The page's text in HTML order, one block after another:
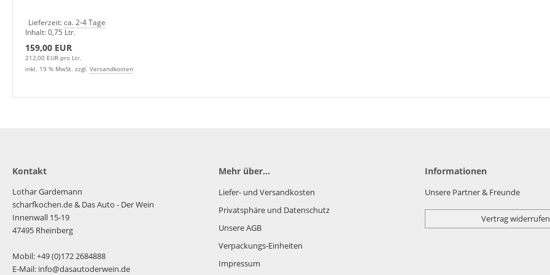
Lieferzeit:ca. 2-4 Tage
Inhalt: 0,75 Ltr.
159,00 EUR
212,00 EUR pro Ltr.
inkl. 19 % MwSt. zzgl. Versandkosten
Kontakt
Lothar Gardemann
scharfkochen.de& Das Auto - Der Wein
Innenwall 15-19
47495 Rheinberg
Mobil: +49 (0)172 2684888
E-Mail: info@dasautoderwein.de
Mehr über...
Liefer- und Versandkosten
Privatsphäre und Datenschutz
Unsere AGB
Verpackungs-Einheiten
Impressum
Informationen
Unsere Partner & Freunde
Vertrag widerrufen